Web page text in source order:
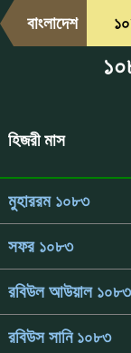
বাংলাদেশ
হিজরী মাস
মুহাররম ১০৮৩
সফর ১০৮৩
রবিউল আউয়াল ১০৮৩
রবিউস সানি ১০৮৩